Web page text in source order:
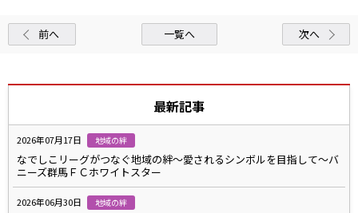
前へ 一覧へ 次へ
最新記事
2026年07月17日 地域の絆
なでしこリーグがつなぐ地域の絆～愛されるシンボルを目指して～バ
ニーズ群馬ＦＣホワイトスター
2026年06月30日 地域の絆